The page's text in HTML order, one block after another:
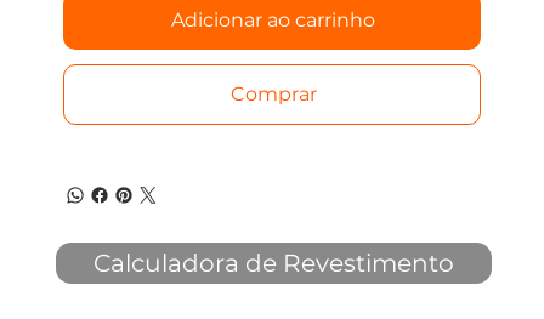
Adicionar ao carrinho
Comprar
Calculadora de Revestimento